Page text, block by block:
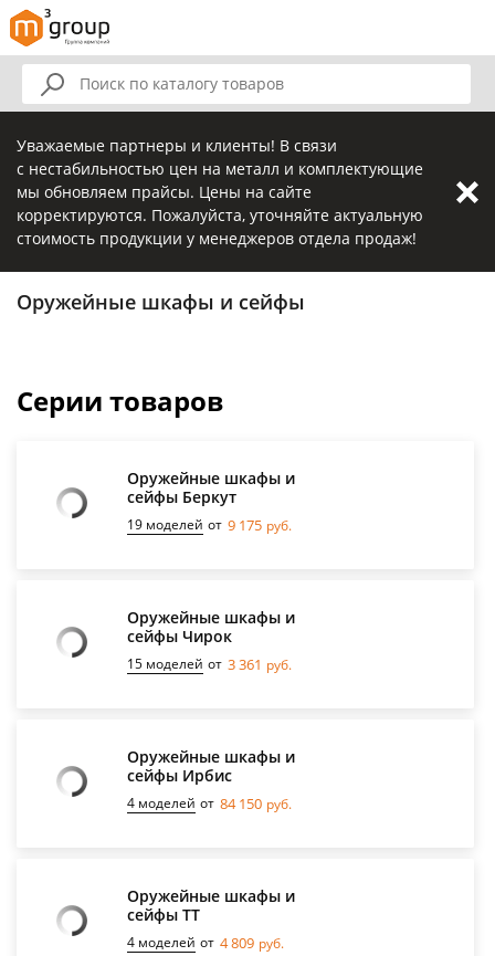
Уважаемые партнеры и клиенты! В связи
с нестабильностью цен на металл и комплектующие
мы обновляем прайсы. Цены на сайте
корректируются. Пожалуйста, уточняйте актуальную
стоимость продукции у менеджеров отдела продаж!
Оружейные шкафы и сейфы
Серии товаров
Оружейные шкафы и
сейфы Беркут
19 моделей от 9 175 руб.
Оружейные шкафы и
сейфы Чирок
15 моделей от 3 361 руб.
Оружейные шкафы и
сейфы Ирбис
4 моделей от 84 150 руб.
Оружейные шкафы и
сейфы TT
4 моделей от 4 809 руб.